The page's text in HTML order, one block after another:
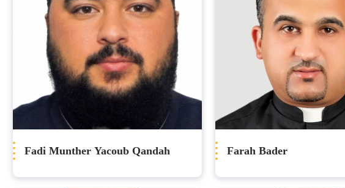
Fadi Munther Yacoub Qandah Farah Bader